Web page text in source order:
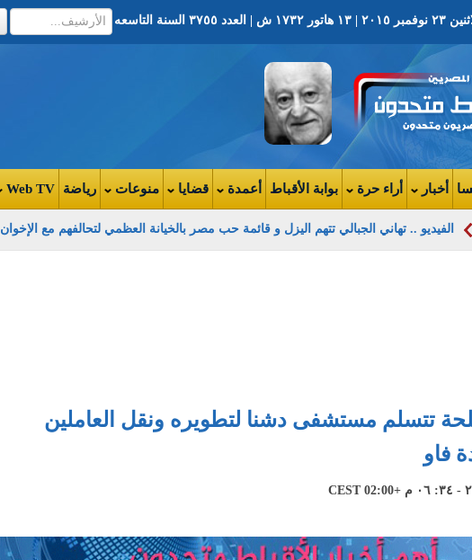
أخبار أراء حرة بوابة الأقباط أعمدة قضايا منوعات رياضة Web TV
الفيديو .. تهاني الجبالي تتهم اليزل و قائمة حب مصر بالخيانة العظمي لتحالفهم مع الإخوان
تتسلم مستشفى دشنا لتطويره ونقل العاملين
فاو